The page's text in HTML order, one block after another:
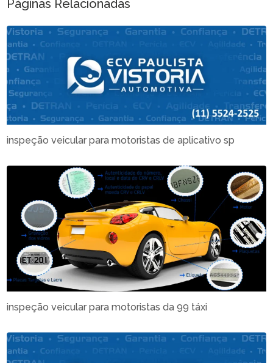
Páginas Relacionadas
inspeção veicular para motoristas de aplicativo sp
inspeção veicular para motoristas da 99 táxi